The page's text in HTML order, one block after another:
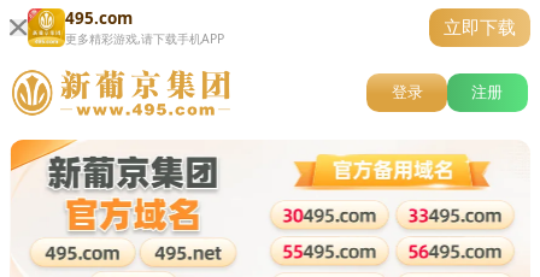
495.com
更多精彩游戏,请下载手机APP
立即下载
登录 注册